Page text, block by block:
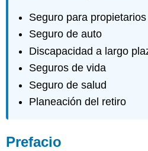
Seguro
de
Propietarios
de
Auto
Escenario
1
Seguro para
Seguro de auto
Discapacidad a largo
Seguros de vida
Seguro de salud
Planeación del retiro
Prefacio